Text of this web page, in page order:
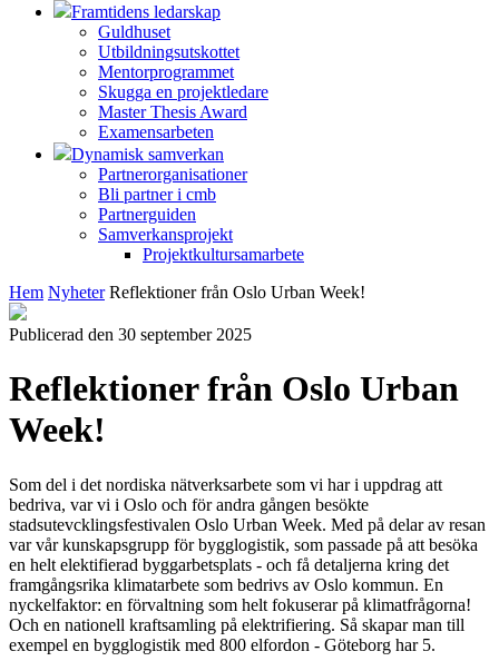
Framtidens ledarskap
Guldhuset
Utbildningsutskottet
Mentorprogrammet
Skugga en projektledare
Master Thesis Award
Examensarbeten
Dynamisk samverkan
Partnerorganisationer
Bli partner i cmb
Partnerguiden
Samverkansprojekt
Projektkultursamarbete
Hem Nyheter Reflektioner från Oslo Urban Week!
Publicerad den 30 september 2025
Reflektioner från Oslo Urban
Week!
Som del i det nordiska nätverksarbete som vi har i uppdrag att
bedriva, var vi i Oslo och för andra gången besökte
stadsutevcklingsfestivalen Oslo Urban Week. Med på delar av resan
var vår kunskapsgrupp för bygglogistik, som passade på att besöka
en helt elektifierad byggarbetsplats - och få detaljerna kring det
framgångsrika klimatarbete som bedrivs av Oslo kommun. En
nyckelfaktor: en förvaltning som helt fokuserar på klimatfrågorna!
Och en nationell kraftsamling på elektrifiering. Så skapar man till
exempel en bygglogistik med 800 elfordon - Göteborg har 5.